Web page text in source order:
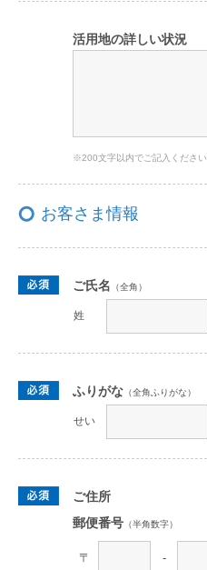
活用地の詳しい状況
※200文字以内でご記入ください
お客さま情報
ご氏名 （全角）
姓
ふりがな （全角ふりがな）
せい
ご住所
郵便番号 （半角数字）
〒 -